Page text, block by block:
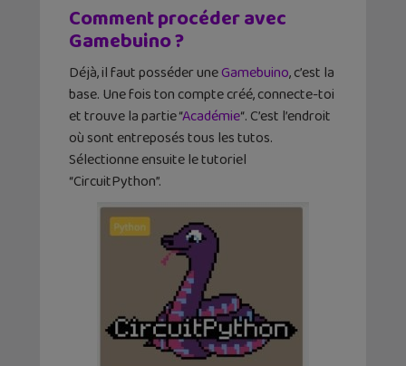
Comment procéder avec
Gamebuino ?
Déjà, il faut posséder uneGamebuino, c’est la
base. Une fois ton compte créé, connecte-toi
et trouve la partie “Académie“. C’est l’endroit
où sont entreposés tous les tutos.
Sélectionne ensuite le tutoriel
“CircuitPython”.